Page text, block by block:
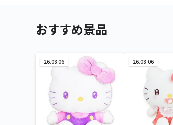
おすすめ景品
26.08.06 26.08.06